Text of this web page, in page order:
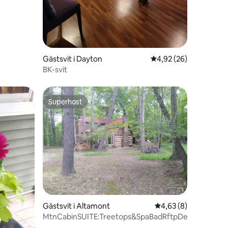
Gästsvit i Dayton 4,92 av 5 i
4,92 (26)
BK-svit
Superhost
Superhost
Gästsvit i Altamont 4,63 av 5 i
4,63 (8)
MtnCabinSUITE:Treetops&SpaBadRftpDeckTS